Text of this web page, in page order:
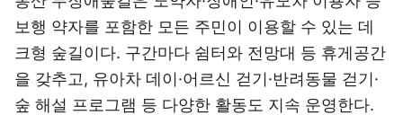
보행 약자를 포함한 모든 주민이 이용할 수 있는 데
크형 숲길이다. 구간마다 쉼터와 전망대 등 휴게공간
을 갖추고, 유아차 데이·어르신 걷기·반려동물 걷기·
숲 해설 프로그램 등 다양한 활동도 지속 운영한다.